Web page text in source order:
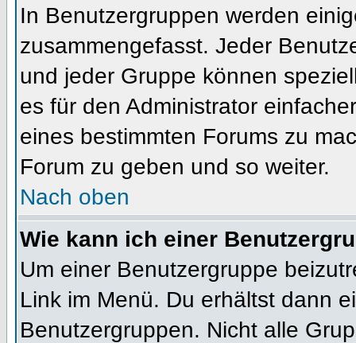
In Benutzergruppen werden
zusammengefasst. Jeder
und jeder Gruppe können
es für den Administrator
eines bestimmten Forums zu
Forum zu geben und so weiter.
Nach oben
Wie kann ich einer
Um einer Benutzergruppe
Link im Menü. Du erhältst dann
Benutzergruppen. Nicht alle